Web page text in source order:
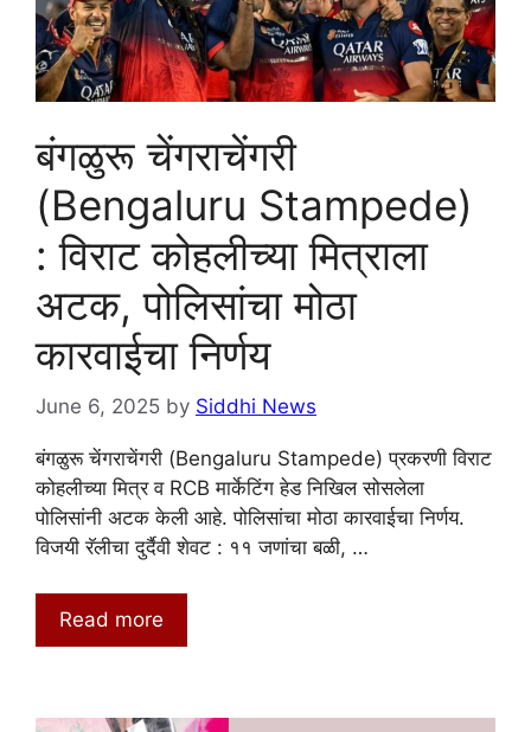
बंगळुरू चेंगराचेंगरी
(Bengaluru Stampede)
: विराट कोहलीच्या मित्राला
अटक, पोलिसांचा मोठा
कारवाईचा निर्णय
June 6, 2025 by Siddhi News
बंगळुरू चेंगराचेंगरी (Bengaluru Stampede) प्रकरणी विराट
कोहलीच्या मित्र व RCB मार्केटिंग हेड निखिल सोसलेला
पोलिसांनी अटक केली आहे. पोलिसांचा मोठा कारवाईचा निर्णय.
विजयी रॅलीचा दुर्दैवी शेवट : ११ जणांचा बळी, …
Read more